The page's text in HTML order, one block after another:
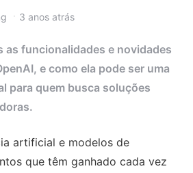
3 anos atrás
as funcionalidades e novidades
e como ela pode ser uma
para quem busca soluções
artificial e modelos de
que têm ganhado cada vez